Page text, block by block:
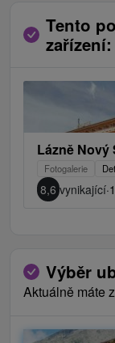
Tento
zařízení:
Lázně Nový
Fotogalerie
8,6 vynikající·
Výběr
Aktuálně máte